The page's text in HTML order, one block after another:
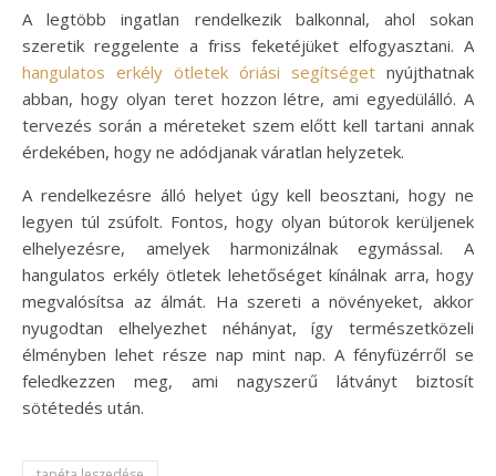
A legtöbb ingatlan rendelkezik balkonnal, ahol sokan
szeretik reggelente a friss feketéjüket elfogyasztani. A
hangulatos erkély ötletek óriási segítséget nyújthatnak
abban, hogy olyan teret hozzon létre, ami egyedülálló. A
tervezés során a méreteket szem előtt kell tartani annak
érdekében, hogy ne adódjanak váratlan helyzetek.
A rendelkezésre álló helyet úgy kell beosztani, hogy ne
legyen túl zsúfolt. Fontos, hogy olyan bútorok kerüljenek
elhelyezésre, amelyek harmonizálnak egymással. A
hangulatos erkély ötletek lehetőséget kínálnak arra, hogy
megvalósítsa az álmát. Ha szereti a növényeket, akkor
nyugodtan elhelyezhet néhányat, így természetközeli
élményben lehet része nap mint nap. A fényfüzérről se
feledkezzen meg, ami nagyszerű látványt biztosít
sötétedés után.